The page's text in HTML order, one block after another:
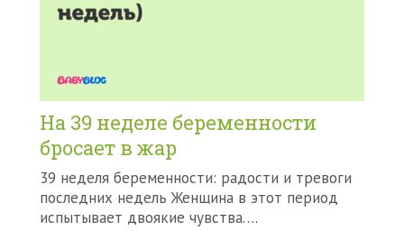
На 39 неделе беременности
бросает в жар
39 неделя беременности: радости и тревоги
последних недель Женщина в этот период
испытывает двоякие чувства….